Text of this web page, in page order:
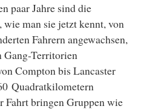
paar Jahre sind die
wie man sie jetzt kennt, von
Fahrern angewachsen,
Gang-Territorien
Compton bis Lancaster
Quadratkilometern
Fahrt bringen Gruppen wie